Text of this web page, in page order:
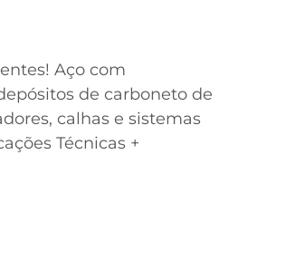
Aço com
de carboneto de
calhas e sistemas
Técnicas +